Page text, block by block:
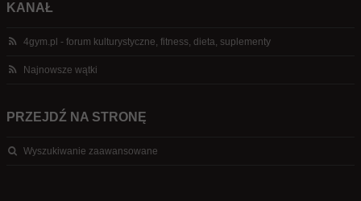
KANAŁ
4gym.pl - forum kulturystyczne, fitness, dieta, suplementy
Najnowsze wątki
PRZEJDŹ NA STRONĘ
Wyszukiwanie zaawansowane